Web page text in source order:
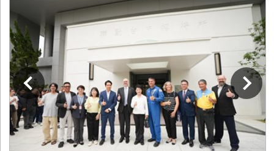
下一張